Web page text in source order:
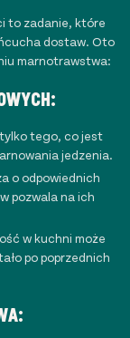
to zadanie, które
dostaw. Oto
marnotrawstwa:
tego, co jest
jedzenia.
o odpowiednich
pozwala na ich
w kuchni może
po poprzednich